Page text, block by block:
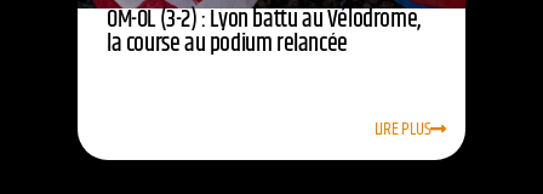
OM-OL (3-2) : Lyon battu au Vélodrome,
la course au podium relancée
LIRE PLUS